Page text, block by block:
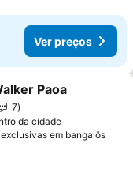
Ver preços
aos favoritos
Paoa
7
da cidade
em bangalôs